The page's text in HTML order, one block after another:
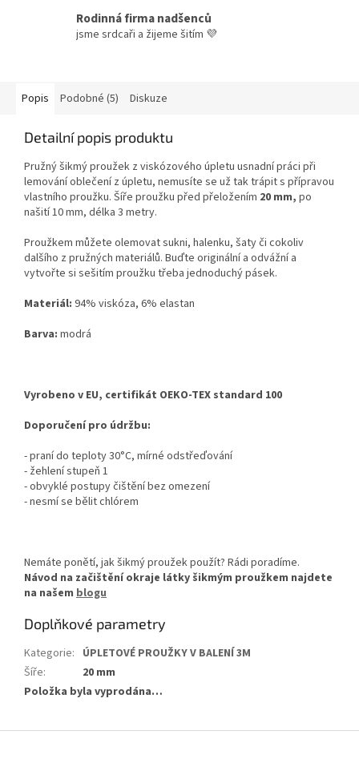
Rodinná firma nadšenců
jsme srdcaři a žijeme šitím 💜
Popis Podobné (5) Diskuze
Detailní popis produktu
Pružný šikmý proužek z viskózového úpletu usnadní práci při
lemování oblečení z úpletu, nemusíte se už tak trápit s přípravou
vlastního proužku. Šíře proužku před přeložením 20 mm, po
našití 10 mm, délka 3 metry.
Proužkem můžete olemovat sukni, halenku, šaty či cokoliv
dalšího z pružných materiálů. Buďte originální a odvážní a
vytvořte si sešitím proužku třeba jednoduchý pásek.
Materiál: 94% viskóza, 6% elastan
Barva: modrá
Vyrobeno v EU, certifikát OEKO-TEX standard 100
Doporučení pro údržbu:
- praní do teploty 30°C, mírné odstřeďování
- žehlení stupeň 1
- obvyklé postupy čištění bez omezení
- nesmí se bělit chlórem
Nemáte ponětí, jak šikmý proužek použít? Rádi poradíme.
Návod na začištění okraje látky šikmým proužkem najdete
na našem blogu
Doplňkové parametry
Kategorie: ÚPLETOVÉ PROUŽKY V BALENÍ 3M
Šíře:
20 mm
Položka byla vyprodána…